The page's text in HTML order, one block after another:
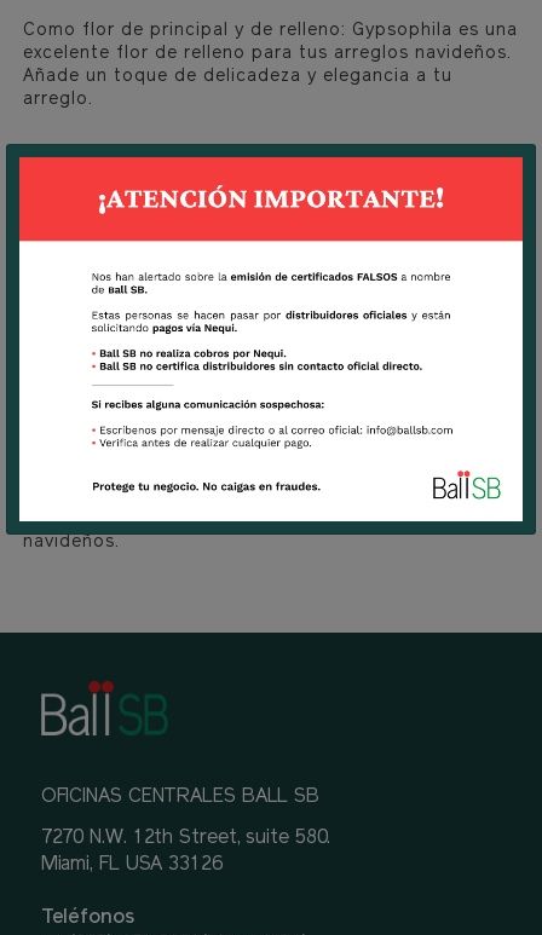
Como flor de principal y de relleno: Gypsophila es una
excelente flor de relleno para tus arreglos navideños.
Añade un toque de delicadeza y elegancia a tu
arreglo.
Como flor de acento: Gypsophila también puede
utilizarse como flor de acento en tus arreglos
navideños. Utilízala para resaltar otros elementos de
La Gypsophila es la flor perfecta para celebrar la
puro, te ayudará a crear arreglos navideños,
elegantes y sofisticados.
información sobre Gypsophila y nuestra variedad
Polar Bear y cómo utilizarla en tus arreglos
navideños.
OFICINAS CENTRALES BALL SB
7270 N.W. 12th Street, suite 580.
Miami, FL USA 33126
Teléfonos